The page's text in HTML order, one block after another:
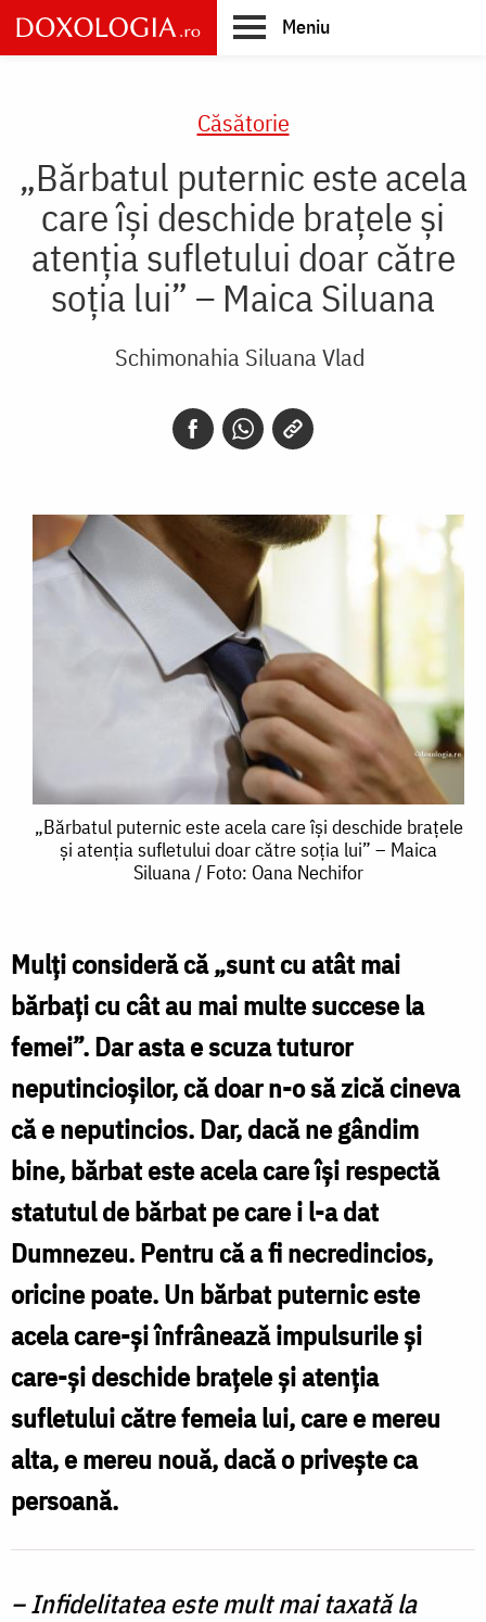
Skip
to
main
Meniu
Căsătorie
„Bărbatul puternic este acela
care își deschide brațele și
atenția sufletului doar către
soția lui” – Maica Siluana
Schimonahia Siluana Vlad
„Bărbatul
puternic
care
își
deschide
brațele
și
atenția
sufletului
doar
către
soția
lui”
–
Maica
Siluana
/
Foto:
„Bărbatul puternic este acela care își deschide brațele
și atenția sufletului doar către soția lui” – Maica
Siluana / Foto: Oana Nechifor
Mulți consideră că „sunt cu atât mai
bărbați cu cât au mai multe succese la
femei”. Dar asta e scuza tuturor
neputincioșilor, că doar n-o să zică cineva
că e neputincios. Dar, dacă ne gândim
bine, bărbat este acela care își respectă
statutul de bărbat pe care i l-a dat
Dumnezeu. Pentru că a fi necredincios,
oricine poate. Un bărbat puternic este
acela care-și înfrânează impulsurile și
care-și deschide brațele și atenția
sufletului către femeia lui, care e mereu
alta, e mereu nouă, dacă o privește ca
persoană.
– Infidelitatea este mult mai taxată la